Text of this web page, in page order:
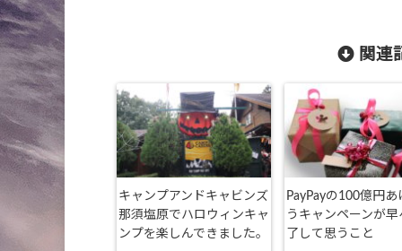
関連
キャンプアンドキャビンズ
那須塩原でハロウィンキャ
ンプを楽しんできました。
PayPayの100億円あ
うキャンペーンが早
了して思うこと